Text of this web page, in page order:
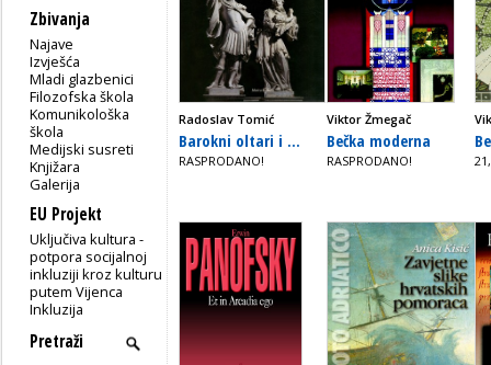
Zbivanja
Najave
Izvješća
Mladi glazbenici
Filozofska škola
Komunikološka
škola
Medijski susreti
Knjižara
Galerija
EU Projekt
Uključiva kultura -
potpora socijalnoj
inkluziji kroz kulturu
putem Vijenca
Inkluzija
Radoslav Tomić
Barokni oltari i ...
RASPRODANO!
Viktor Žmegač
Bečka moderna
RASPRODANO!